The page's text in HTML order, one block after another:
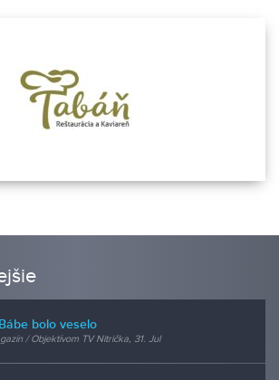
bolo veselo
/ Objektívom TV Nitrička, 31. Jul